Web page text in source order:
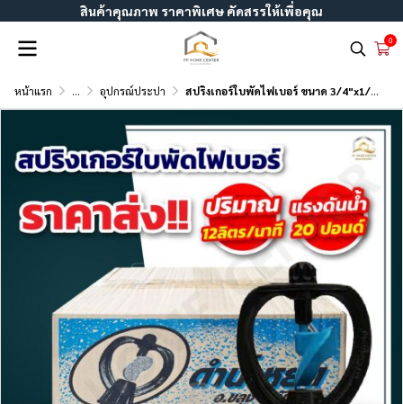
สินค้าคุณภาพ ราคาพิเศษ คัดสรรให้เพื่อคุณ
0
หน้าแรก ... อุปกรณ์ประปา สปริงเกอร์ใบพัดไฟเบอร์ ขนาด 3/4"x1/2"